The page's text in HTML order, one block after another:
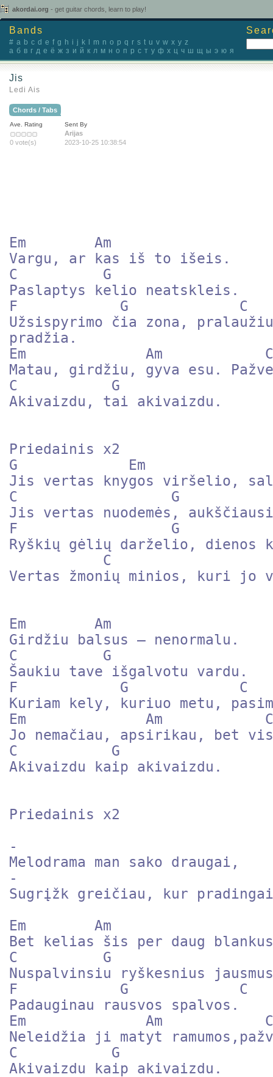
akordai.org - get guitar chords, learn to play!
Bands
# a b c d e f g h i j k m n o p q r s t u v w x y z
а б в г д е ё ж з и й к л м н о п р с т у ф х ц ч ш щ ы э ю я
Jis
Ledi Ais
Chords / Tabs
Ave. Rating
0 vote(s)
Sent By
Arijas
2023-10-25 10:38:54
Em        Am
Vargu, ar kas iš to išeis.
C          G
Paslaptys kelio neatskleis.
F            G             C
Užsispyrimo čia zona,
pradžia.
Em              Am
Matau, girdžiu, gyva esu.
C           G
Akivaizdu, tai akivaizdu.
Priedainis x2
G             Em
Jis vertas knygos viršelio,
C                  G
Jis vertas nuodemės,
F                  G
Ryškių gėlių darželio, dienos
Vertas žmonių minios, kuri jo
Em        Am
Girdžiu balsus – nenormalu.
C          G
Šaukiu tave išgalvotu vardu.
F            G             C
Kuriam kely, kuriuo metu,
Em              Am
Jo nemačiau, apsirikau, bet
C           G
Akivaizdu kaip akivaizdu.
Priedainis x2
-
Melodrama man sako draugai,
-
Sugrįžk greičiau, kur
Em        Am
Bet kelias šis per daug
C          G
Nuspalvinsiu ryškesnius
F            G             C
Padauginau rausvos spalvos.
Em              Am
Neleidžia ji matyt
C           G
Akivaizdu kaip akivaizdu.